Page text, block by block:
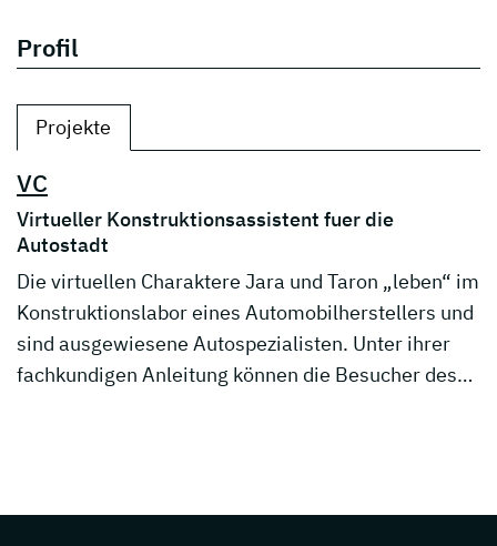
Profil
Projekte
VC
Virtueller Konstruktionsassistent fuer die
Autostadt
Die virtuellen Charaktere Jara und Taron „leben“ im
Konstruktionslabor eines Automobilherstellers und
sind ausgewiesene Autospezialisten. Unter ihrer
fachkundigen Anleitung können die Besucher des…